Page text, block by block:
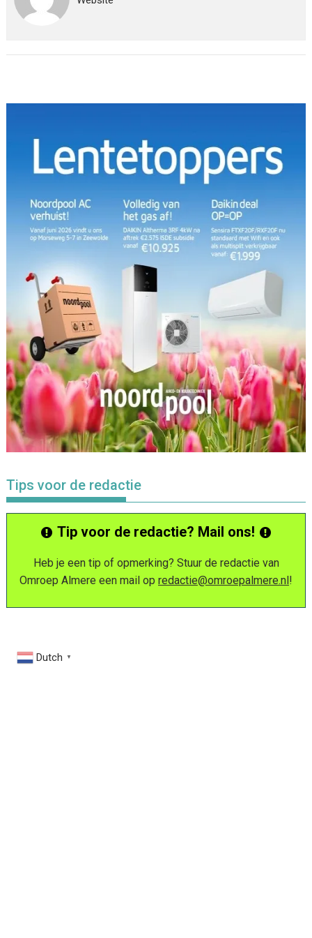
Tips voor de redactie
Tip voor de redactie? Mail ons!
Heb je een tip of opmerking? Stuur de redactie van
Omroep Almere een mail op redactie@omroepalmere.nl!
Dutch ▼